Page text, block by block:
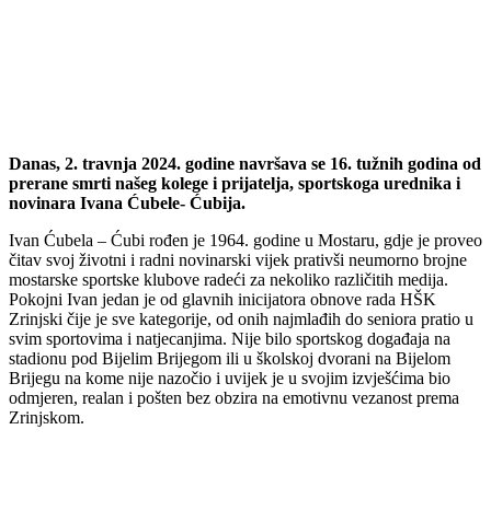
Danas, 2. travnja 2024. godine navršava se 16. tužnih godina od
prerane smrti našeg kolege i prijatelja, sportskoga urednika i
novinara Ivana Ćubele- Ćubija.
Ivan Ćubela – Ćubi rođen je 1964. godine u Mostaru, gdje je proveo
čitav svoj životni i radni novinarski vijek prativši neumorno brojne
mostarske sportske klubove radeći za nekoliko različitih medija.
Pokojni Ivan jedan je od glavnih inicijatora obnove rada HŠK
Zrinjski čije je sve kategorije, od onih najmlađih do seniora pratio u
svim sportovima i natjecanjima. Nije bilo sportskog događaja na
stadionu pod Bijelim Brijegom ili u školskoj dvorani na Bijelom
Brijegu na kome nije nazočio i uvijek je u svojim izvješćima bio
odmjeren, realan i pošten bez obzira na emotivnu vezanost prema
Zrinjskom.